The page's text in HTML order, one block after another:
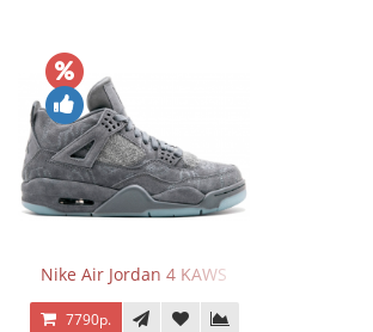
Nike Air Jordan 4 KAWS
7790р.